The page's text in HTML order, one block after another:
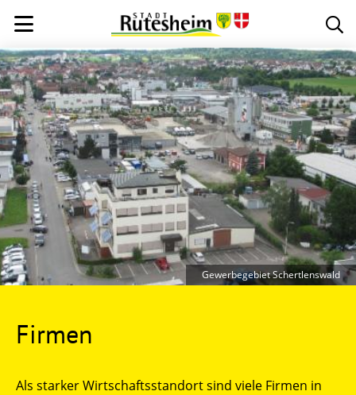
Firmen
Als starker Wirtschaftsstandort sind viele Firmen in
Gewerbegebiet Schertlenswald